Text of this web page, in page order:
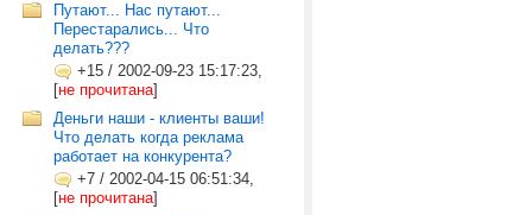
Путают... Нас путают...
Перестарались... Что
делать???
+15 / 2002-09-23 15:17:23,
[не прочитана]
Деньги наши - клиенты ваши!
Что делать когда реклама
работает на конкурента?
+7 / 2002-04-15 06:51:34,
[не прочитана]